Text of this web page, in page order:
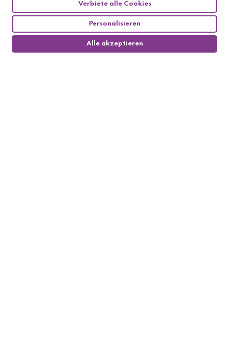
Alle akzeptieren
Verbiete alle Cookies
Personalisieren